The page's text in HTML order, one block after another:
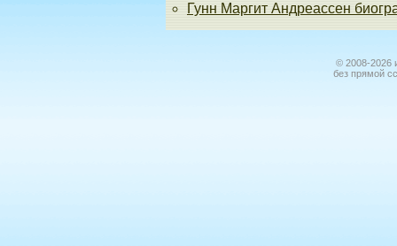
Гунн Маргит Андреассен
© 2008-2026
без прямой